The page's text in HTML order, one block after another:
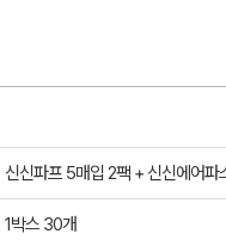
신신파프 5매입 2팩 + 신신에어
1박스 30개